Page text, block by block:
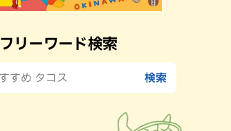
フリーワード検索